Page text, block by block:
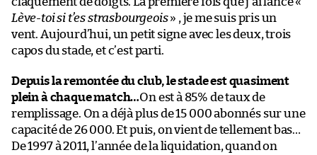
Lève-toi si t’es strasbourgeois» , je me suis pris un
vent. Aujourd’hui, un petit signe avec les deux, trois
capos du stade, et c’est parti.
Depuis la remontée du club, le stade est quasiment
plein à chaque match…On est à 85% de taux de
remplissage. On a déjà plus de 15 000 abonnés sur une
capacité de 26 000. Et puis, on vient de tellement bas…
De 1997 à 2011, l’année de la liquidation, quand on